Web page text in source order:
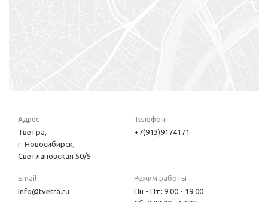
Адрес
Тветра,
г. Новосибирск,
Светлановская 50/5
Телефон
+7(913)9174171
Email
Info@tvetra.ru
Режим работы
Пн - Пт: 9.00 - 19.00